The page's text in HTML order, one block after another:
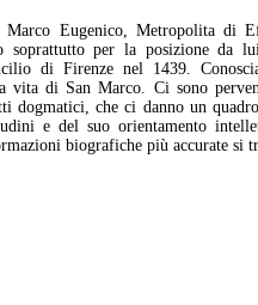
Marco Eugenico, Metropolita di
soprattutto per la posizione da
di Firenze nel 1439.
vita di San Marco. Ci sono
dogmatici, che ci danno un
e del suo orientamento
biografiche più accurate si